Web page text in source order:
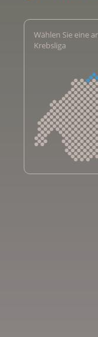
Wählen Sie eine
Krebsliga